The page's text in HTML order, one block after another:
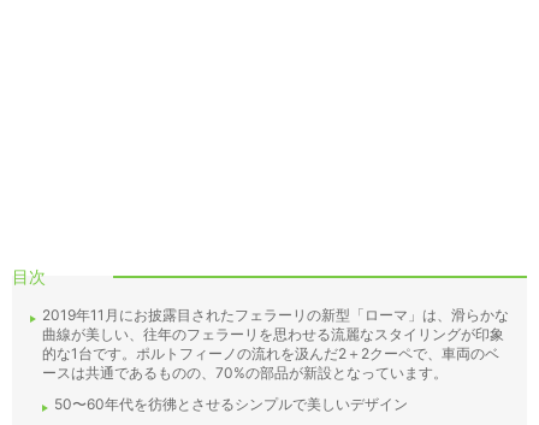
目次
2019年11月にお披露目されたフェラーリの新型「ローマ」は、滑らかな
曲線が美しい、往年のフェラーリを思わせる流麗なスタイリングが印象
的な1台です。ポルトフィーノの流れを汲んだ2＋2クーペで、車両のベ
ースは共通であるものの、70%の部品が新設となっています。
50〜60年代を彷彿とさせるシンプルで美しいデザイン